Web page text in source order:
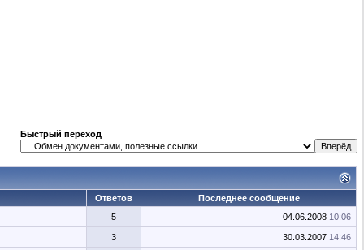
Быстрый переход
Ответов
Последнее сообщение
5 04.06.2008 10:06
3 30.03.2007 14:46